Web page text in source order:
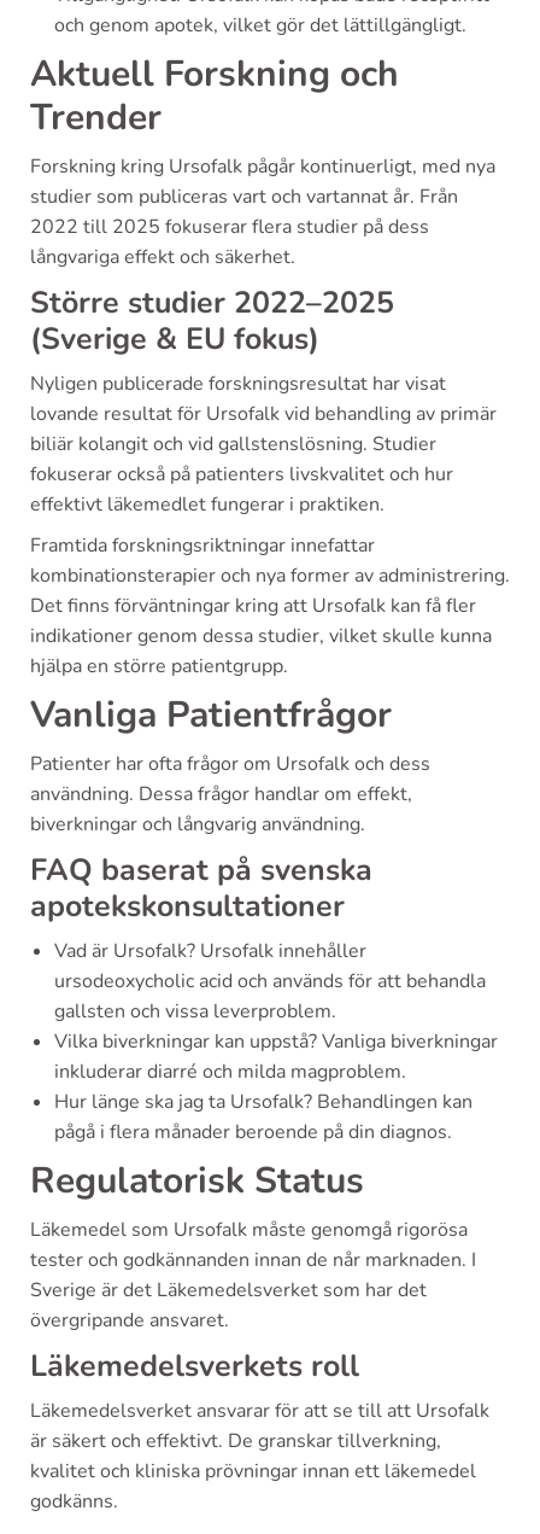
och genom apotek, vilket gör det lättillgängligt.
Aktuell Forskning och
Trender
Forskning kring Ursofalk pågår kontinuerligt, med nya
studier som publiceras vart och vartannat år. Från
2022 till 2025 fokuserar flera studier på dess
långvariga effekt och säkerhet.
Större studier 2022–2025
(Sverige & EU fokus)
Nyligen publicerade forskningsresultat har visat
lovande resultat för Ursofalk vid behandling av primär
biliär kolangit och vid gallstenslösning. Studier
fokuserar också på patienters livskvalitet och hur
effektivt läkemedlet fungerar i praktiken.
Framtida forskningsriktningar innefattar
kombinationsterapier och nya former av administrering.
Det finns förväntningar kring att Ursofalk kan få fler
indikationer genom dessa studier, vilket skulle kunna
hjälpa en större patientgrupp.
Vanliga Patientfrågor
Patienter har ofta frågor om Ursofalk och dess
användning. Dessa frågor handlar om effekt,
biverkningar och långvarig användning.
FAQ baserat på svenska
apotekskonsultationer
Vad är Ursofalk? Ursofalk innehåller
ursodeoxycholic acid och används för att behandla
gallsten och vissa leverproblem.
Vilka biverkningar kan uppstå? Vanliga biverkningar
inkluderar diarré och milda magproblem.
Hur länge ska jag ta Ursofalk? Behandlingen kan
pågå i flera månader beroende på din diagnos.
Regulatorisk Status
Läkemedel som Ursofalk måste genomgå rigorösa
tester och godkännanden innan de når marknaden. I
Sverige är det Läkemedelsverket som har det
övergripande ansvaret.
Läkemedelsverkets roll
Läkemedelsverket ansvarar för att se till att Ursofalk
är säkert och effektivt. De granskar tillverkning,
kvalitet och kliniska prövningar innan ett läkemedel
godkänns.